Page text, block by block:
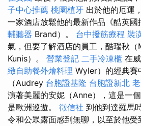
子中心推薦 桃園植牙 出於他的厄運
一家酒店放鬆他的最新作品《酷英國
輔聽器 Brand）。 台中撥筋療程 裝
氣，但要了解酒店的員工，酷瑞秋（
Kunis）。 營業登記 二手冷凍櫃 在
緻自助餐外燴料理 Wyler）的經典賽
（Audrey 台胞證基隆 台胞證新北
演著美麗的安妮（Anne），這是一
是歐洲巡遊。 徵信社 到他到達羅馬
令和公眾露面感到無聊，以至於他